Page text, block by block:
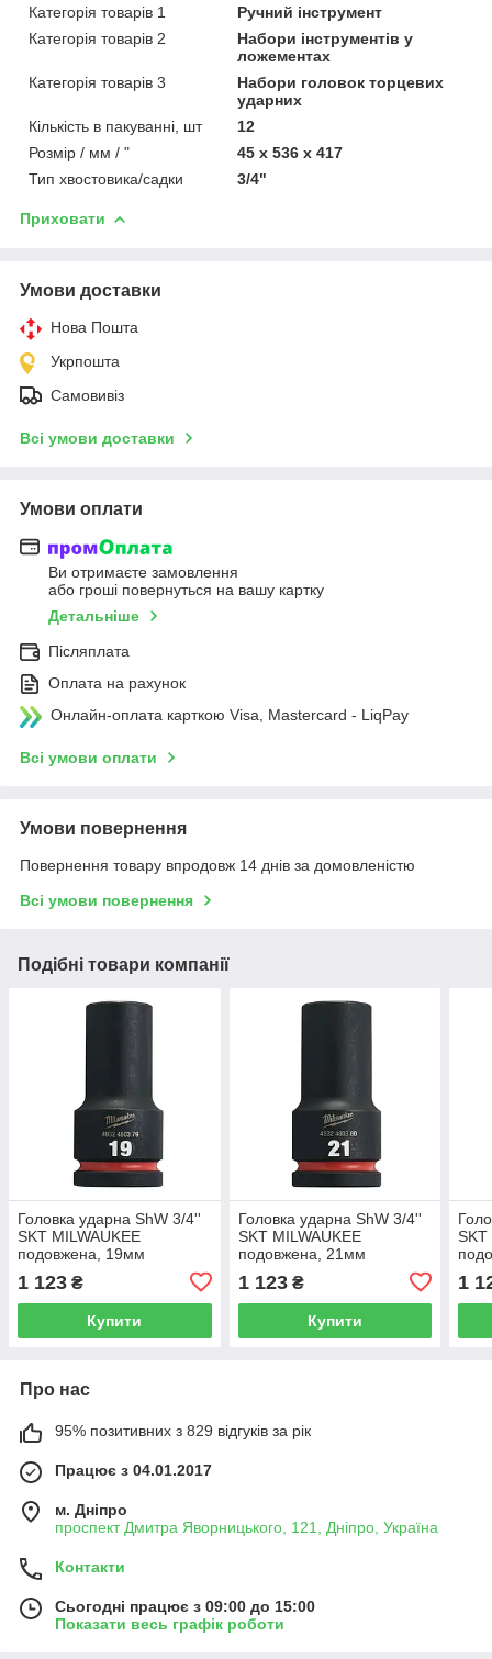
Категорія товарів 1
Ручний інструмент
Категорія товарів 2
Набори інструментів у
ложементах
Категорія товарів 3
Набори головок торцевих
ударних
Кількість в пакуванні, шт
12
Розмір / мм / "
45 х 536 х 417
Тип хвостовика/садки
3/4"
Приховати
Умови доставки
Нова Пошта
Укрпошта
Самовивіз
Всі умови доставки
Умови оплати
Ви отримаєте замовлення
або гроші повернуться на вашу картку
Детальніше
Післяплата
Оплата на рахунок
Онлайн-оплата карткою Visa, Mastercard - LiqPay
Всі умови оплати
Умови повернення
Повернення товару впродовж 14 днів за домовленістю
Всі умови повернення
Подібні товари компанії
Головка ударна ShW 3/4''
SKT MILWAUKEE
подовжена, 19мм
1 123 ₴
Купити
Головка ударна ShW 3/4''
SKT MILWAUKEE
подовжена, 21мм
1 123₴
Купити
SKT
1
Про нас
95% позитивних з 829 відгуків за рік
Працює з 04.01.2017
м. Дніпро
проспект Дмитра Яворницького, 121, Дніпро, Україна
Контакти
Сьогодні працює з 09:00 до 15:00
Показати весь графік роботи